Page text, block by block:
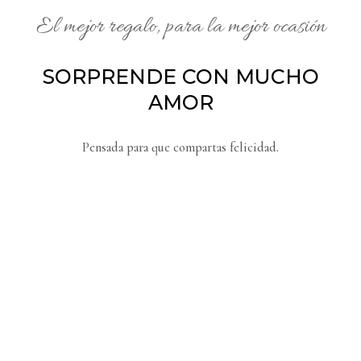
El mejor regalo, para la mejor ocasión​
SORPRENDE CON MUCHO
AMOR
Pensada para que compartas felicidad.